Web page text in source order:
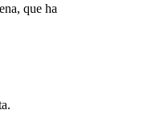
que ha